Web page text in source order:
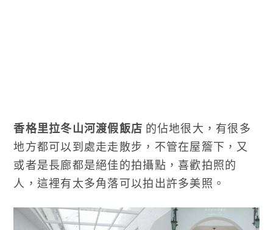
香格里拉冬山河渡假飯店 的佔地很大，有很多
地方都可以到處走走散步，不管在屋簷下，又
或者是長廊都是絕佳的拍攝點，喜歡拍照的
人，這裡有太多角落可以拍出許多美照。